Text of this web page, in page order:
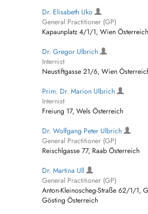
Dr. Elisabeth Uko
General Practitioner (GP)
Kapaunplatz 4/1/1, Wien Österreich
Dr. Gregor Ulbrich
Internist
Neustiftgasse 21/6, Wien
Prim. Dr. Marion Ulbrich
Internist
Freiung 17, Wels Österreich
Dr. Wolfgang Peter Ulbrich
General Practitioner (GP)
Reischlgasse 77, Raab Österreich
Dr. Martina Ull
General Practitioner (GP)
Anton-Kleinoscheg-Straße 62/1/1,
Gösting Österreich